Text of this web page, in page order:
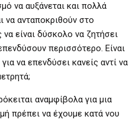
να αυξάνεται και πολλά
να ανταποκριθούν στο
είναι δύσκολο να ζητήσει
περισσότερο. Είναι
να επενδύσει κανείς αντί να
αναμφίβολα για μια
πρέπει να έχουμε κατά νου